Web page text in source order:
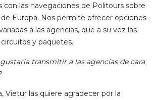
con las navegaciones de Politours sobre
de Europa. Nos permite ofrecer opciones
a las agencias, que a su vez las
y paquetes.
transmitir a las agencias de cara
Vietur las quiere agradecer por la